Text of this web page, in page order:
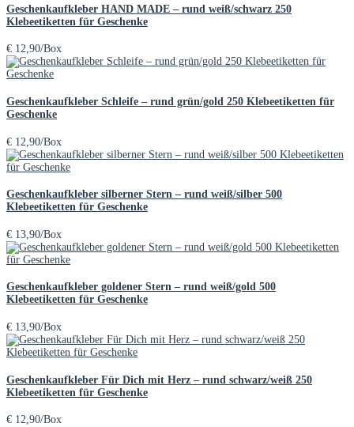
Geschenkaufkleber HAND MADE – rund weiß/schwarz 250
Klebeetiketten für Geschenke
€ 12,90/Box
Geschenkaufkleber Schleife – rund grün/gold 250 Klebeetiketten für
Geschenke
€ 12,90/Box
Geschenkaufkleber silberner Stern – rund weiß/silber 500
Klebeetiketten für Geschenke
€ 13,90/Box
Geschenkaufkleber goldener Stern – rund weiß/gold 500
Klebeetiketten für Geschenke
€ 13,90/Box
Geschenkaufkleber Für Dich mit Herz – rund schwarz/weiß 250
Klebeetiketten für Geschenke
€ 12,90/Box